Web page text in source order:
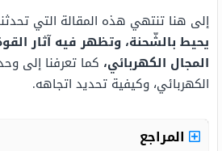
إلى هنا تنتهي هذه المقالة التي
يحيط بالشّحنة، وتظهر فيه آثار
المجال الكهربائي، كما تعرفنا إلى
الكهربائي، وكيفية تحديد اتجاهه.
المراجع